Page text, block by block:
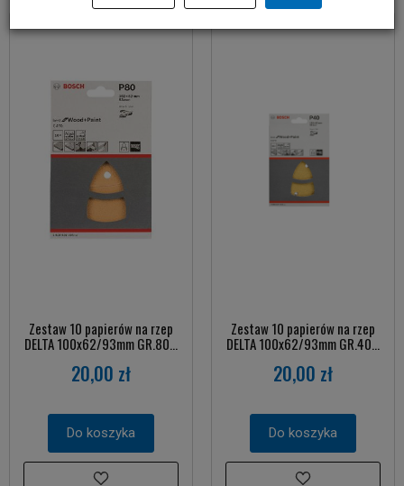
Zestaw 10 papierów na rzep
DELTA 100x62/93mm GR.80...
20,00 zł
Do koszyka
Zestaw 10 papierów na rzep
DELTA 100x62/93mm GR.40...
20,00 zł
Do koszyka